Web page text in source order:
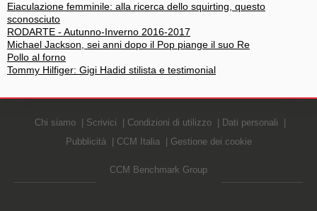
Eiaculazione femminile: alla ricerca dello squirting, questo
sconosciuto
RODARTE - Autunno-Inverno 2016-2017
Michael Jackson, sei anni dopo il Pop piange il suo Re
Pollo al forno
Tommy Hilfiger: Gigi Hadid stilista e testimonial
Chi siamo Scrivici Condizioni di utilizzo
Dati personali
Pubblicità
CCM Italia Gestione dei cookie
CCM Benchmark Group